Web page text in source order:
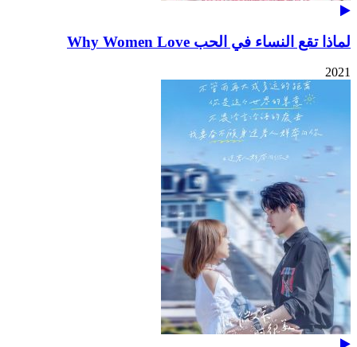
لماذا تقع النساء في الحب Why Women Love
2021